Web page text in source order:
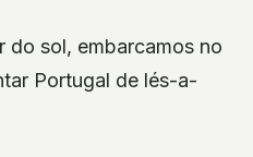
do sol, embarcamos no
Portugal de lés-a-